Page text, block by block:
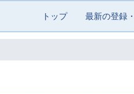
トップ 最新の登録